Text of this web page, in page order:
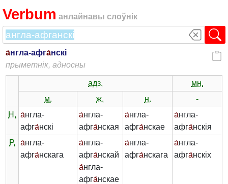
Verbum анлайнавы слоўнік
а́нгла-афга́нскі
прыметнік, адносны
адз.
мн.
м.
ж. н.
-
Н. а́нгла-
афга́нскі
а́нгла-
афга́нская
а́нгла-
афга́нскае
а́нгла-
афга́нскія
Р.
а́нгла-
афга́нскага
а́нгла-
афга́нскай
а́нгла-
афга́нскае
а́нгла-
афга́нскага
а́нгла-
афга́нскіх